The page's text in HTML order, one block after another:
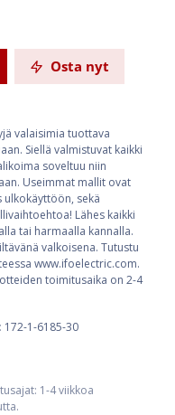
Osta nyt
valaisimia tuottava
Siellä valmistuvat kaikki
soveltuu niin
Useimmat mallit ovat
ulkokäyttöön, sekä
Lähes kaikki
tai harmaalla kannalla.
valkoisena. Tutustu
www.ifoelectric.com.
toimitusaika on 2-4
172-1-6185-30
1-4 viikkoa